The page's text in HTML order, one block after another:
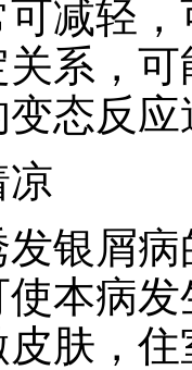
减轻
系，
态反
凉
银屑
本病
肤，